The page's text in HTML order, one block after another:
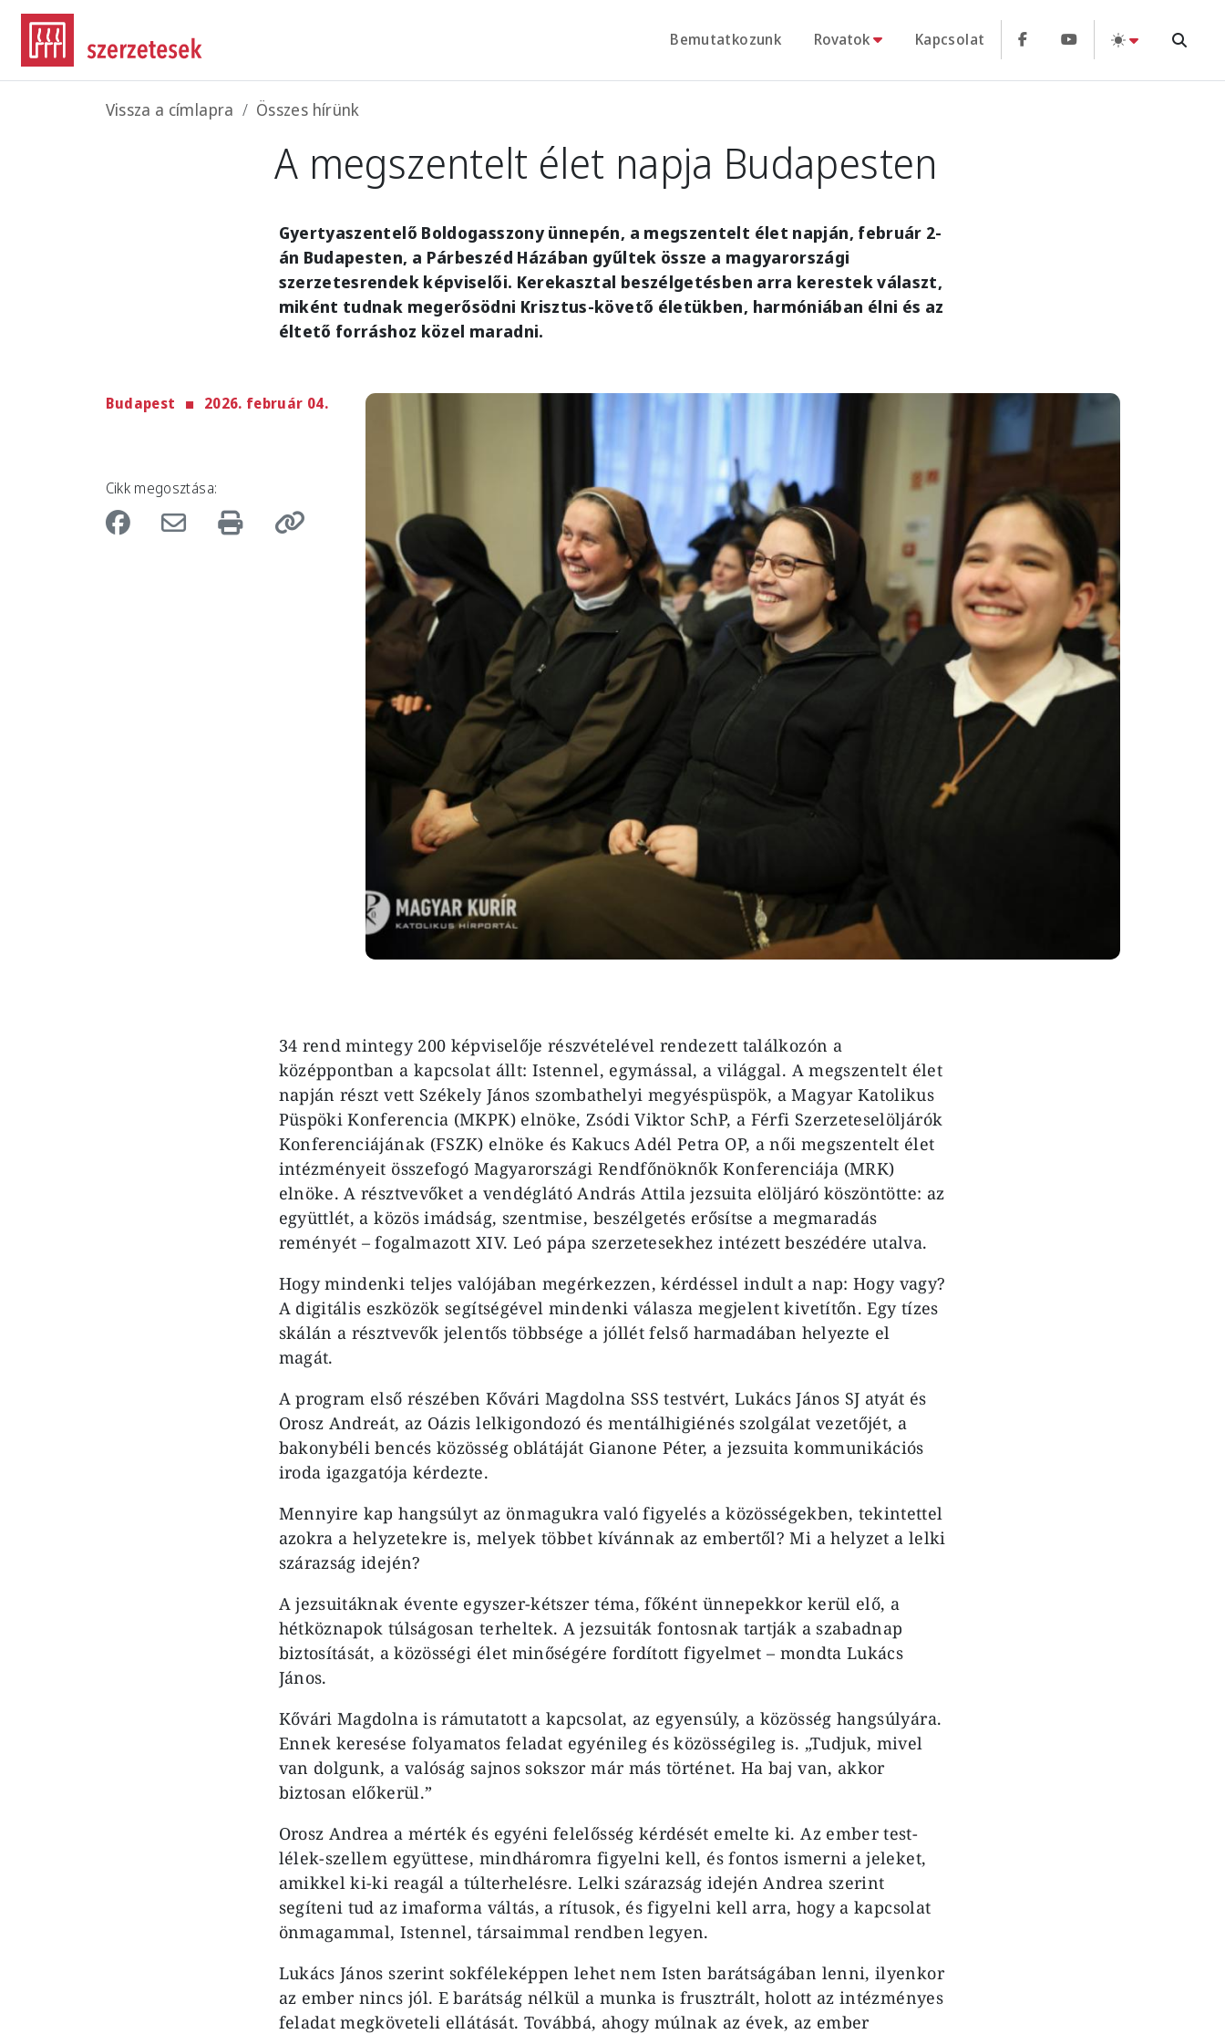
Ugrás a tartalomra
Bemutatkozunk Rovatok Kapcsolat
Morzsa
Vissza a címlapra Összes hírünk
A megszentelt élet napja Budapesten
Gyertyaszentelő Boldogasszony ünnepén, a megszentelt élet napján, február 2-
án Budapesten, a Párbeszéd Házában gyűltek össze a magyarországi
szerzetesrendek képviselői. Kerekasztal beszélgetésben arra kerestek választ,
miként tudnak megerősödni Krisztus-követő életükben, harmóniában élni és az
éltető forráshoz közel maradni.
Budapest 2026. február 04.
Cikk megosztása:
Image
34 rend mintegy 200 képviselője részvételével rendezett találkozón a
középpontban a kapcsolat állt: Istennel, egymással, a világgal. A megszentelt élet
napján részt vett Székely János szombathelyi megyéspüspök, a Magyar Katolikus
Püspöki Konferencia (MKPK) elnöke, Zsódi Viktor SchP, a Férfi Szerzeteselöljárók
Konferenciájának (FSZK) elnöke és Kakucs Adél Petra OP, a női megszentelt élet
intézményeit összefogó Magyarországi Rendfőnöknők Konferenciája (MRK)
elnöke. A résztvevőket a vendéglátó András Attila jezsuita elöljáró köszöntötte: az
együttlét, a közös imádság, szentmise, beszélgetés erősítse a megmaradás
reményét – fogalmazott XIV. Leó pápa szerzetesekhez intézett beszédére utalva.
Hogy mindenki teljes valójában megérkezzen, kérdéssel indult a nap: Hogy vagy?
A digitális eszközök segítségével mindenki válasza megjelent kivetítőn. Egy tízes
skálán a résztvevők jelentős többsége a jóllét felső harmadában helyezte el
magát.
A program első részében Kővári Magdolna SSS testvért, Lukács János SJ atyát és
Orosz Andreát, az Oázis lelkigondozó és mentálhigiénés szolgálat vezetőjét, a
bakonybéli bencés közösség oblátáját Gianone Péter, a jezsuita kommunikációs
iroda igazgatója kérdezte.
Mennyire kap hangsúlyt az önmagukra való figyelés a közösségekben, tekintettel
azokra a helyzetekre is, melyek többet kívánnak az embertől? Mi a helyzet a lelki
szárazság idején?
A jezsuitáknak évente egyszer-kétszer téma, főként ünnepekkor kerül elő, a
hétköznapok túlságosan terheltek. A jezsuiták fontosnak tartják a szabadnap
biztosítását, a közösségi élet minőségére fordított figyelmet – mondta Lukács
János.
Kővári Magdolna is rámutatott a kapcsolat, az egyensúly, a közösség hangsúlyára.
Ennek keresése folyamatos feladat egyénileg és közösségileg is. „Tudjuk, mivel
van dolgunk, a valóság sajnos sokszor már más történet. Ha baj van, akkor
biztosan előkerül.”
Orosz Andrea a mérték és egyéni felelősség kérdését emelte ki. Az ember test-
lélek-szellem együttese, mindháromra figyelni kell, és fontos ismerni a jeleket,
amikkel ki-ki reagál a túlterhelésre. Lelki szárazság idején Andrea szerint
segíteni tud az imaforma váltás, a rítusok, és figyelni kell arra, hogy a kapcsolat
önmagammal, Istennel, társaimmal rendben legyen.
Lukács János szerint sokféleképpen lehet nem Isten barátságában lenni, ilyenkor
az ember nincs jól. E barátság nélkül a munka is frusztrált, holott az intézményes
feladat megköveteli ellátását. Továbbá, ahogy múlnak az évek, az ember